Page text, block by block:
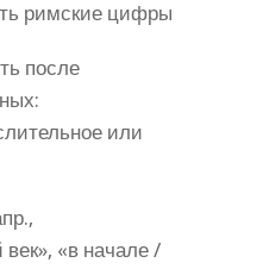
римские цифры
после
или
«в начале /